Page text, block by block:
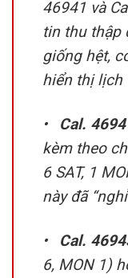
46941 và
tin thu thập
giống hệt,
hiển thị lịch
• Cal.
kèm theo
6 SAT, 1
này đã
• Cal.
6, MON 1)